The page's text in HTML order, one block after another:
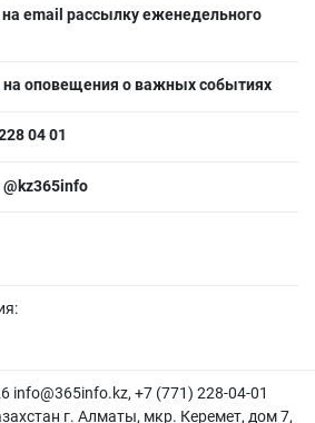
email рассылку еженедельного
оповещения о важных событиях
04 01
info@365info.kz, +7 (771) 228-04-01
г. Алматы, мкр. Керемет, дом 7,